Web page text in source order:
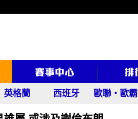
英格蘭 西班牙 歐聯‧歐霸